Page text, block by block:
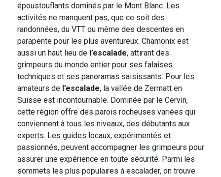
époustouflants dominés par le Mont Blanc. Les
activités ne manquent pas, que ce soit des
randonnées, du VTT ou même des descentes en
parapente pour les plus aventureux. Chamonix est
aussi un haut lieu de l’escalade, attirant des
grimpeurs du monde entier pour ses falaises
techniques et ses panoramas saisissants. Pour les
amateurs de l’escalade, la vallée de Zermatt en
Suisse est incontournable. Dominée par le Cervin,
cette région offre des parois rocheuses variées qui
conviennent à tous les niveaux, des débutants aux
experts. Les guides locaux, expérimentés et
passionnés, peuvent accompagner les grimpeurs pour
assurer une expérience en toute sécurité. Parmi les
sommets les plus populaires à escalader, on trouve :